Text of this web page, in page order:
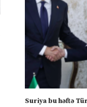
Suriya bu həftə